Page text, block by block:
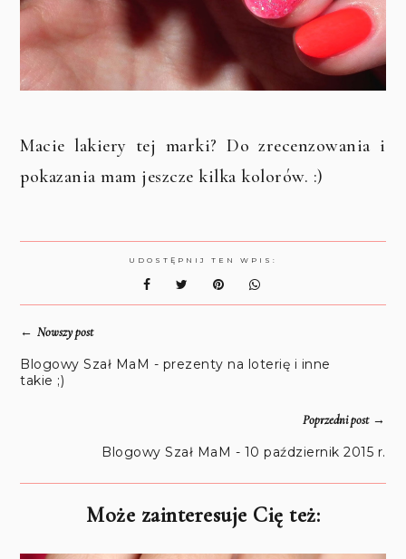
Macie lakiery tej marki? Do zrecenzowania i
pokazania mam jeszcze kilka kolorów. :)
UDOSTĘPNIJ TEN WPIS:
←Nowszy post
Blogowy Szał MaM - prezenty na loterię i inne
takie ;)
Poprzedni post→
Blogowy Szał MaM - 10 październik 2015 r.
Może zainteresuje Cię też: